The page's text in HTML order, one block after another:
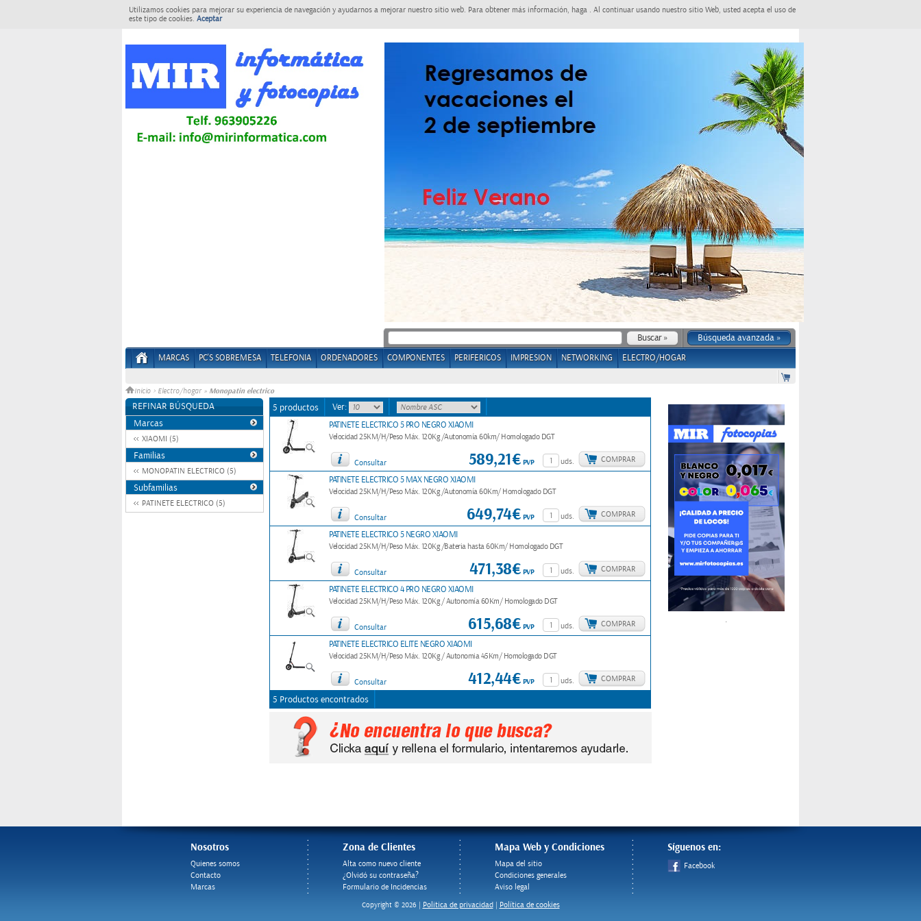
Utilizamos cookies para mejorar su experiencia de navegación y ayudarnos a mejorar nuestro sitio web. Para obtener más información, haga . Al continuar usando nuestro sitio Web, usted acepta el uso de
este tipo de cookies. Aceptar
Búsqueda avanzada »
MARCAS PC'S SOBREMESA TELEFONIA ORDENADORES COMPONENTES PERIFERICOS IMPRESION NETWORKING ELECTRO/HOGAR
Inicio > Electro/hogar » Monopatin electrico
REFINAR BÚSQUEDA
Marcas
XIAOMI (5)
Familias
MONOPATIN ELECTRICO (5)
Subfamilias
PATINETE ELECTRICO (5)
5 productos Ver:
PATINETE ELECTRICO 5 PRO NEGRO XIAOMI
Velocidad 25KM/H/Peso Máx. 120Kg /Autonomía 60km/ Homologado DGT
Consultar uds. COMPRAR
589,21€PVP
PATINETE ELECTRICO 5 MAX NEGRO XIAOMI
Velocidad 25KM/H/Peso Máx. 120Kg /Autonomía 60Km/ Homologado DGT
Consultar uds. COMPRAR
649,74€PVP
PATINETE ELECTRICO 5 NEGRO XIAOMI
Velocidad 25KM/H/Peso Máx. 120Kg /Bateria hasta 60Km/ Homologado DGT
Consultar uds. COMPRAR
471,38€PVP
PATINETE ELECTRICO 4 PRO NEGRO XIAOMI
Velocidad 25KM/H/Peso Máx. 120Kg / Autonomía 60Km/ Homologado DGT
Consultar uds. COMPRAR
615,68€PVP
PATINETE ELECTRICO ELITE NEGRO XIAOMI
Velocidad 25KM/H/Peso Máx. 120Kg / Autonomia 45Km/ Homologado DGT
Consultar uds. COMPRAR
412,44€PVP
5 Productos encontrados
.
Nosotros
Quienes somos
Contacto
Marcas
Zona de Clientes
Alta como nuevo cliente
¿Olvidó su contraseña?
Formulario de Incidencias
Mapa Web y Condiciones
Mapa del sitio
Condiciones generales
Aviso legal
Síguenos en:
Facebook
Copyright © 2026 | Politica de privacidad Política de cookies